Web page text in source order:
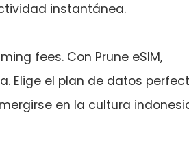
instantánea.
fees. Con Prune eSIM,
Elige el plan de datos
en la cultura